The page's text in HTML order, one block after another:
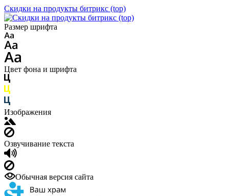
Скидки на продукты битрикс (top)
Размер шрифта
Цвет фона и шрифта
Изображения
Озвучивание текста
Обычная версия сайта